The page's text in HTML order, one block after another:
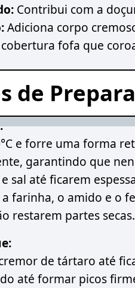
Contribui com a
Adiciona corpo
fofa que
de
e forre uma forma
garantindo que
sal até ficarem
farinha, o amido e o
restarem partes secas.
de tártaro até
até formar picos